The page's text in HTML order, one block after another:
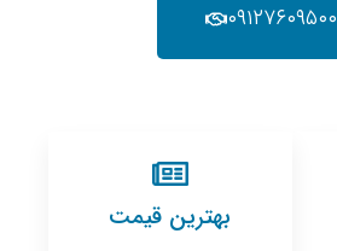
۰۹۱۲۷۶۰۹۵۰۰
بهترین قیمت